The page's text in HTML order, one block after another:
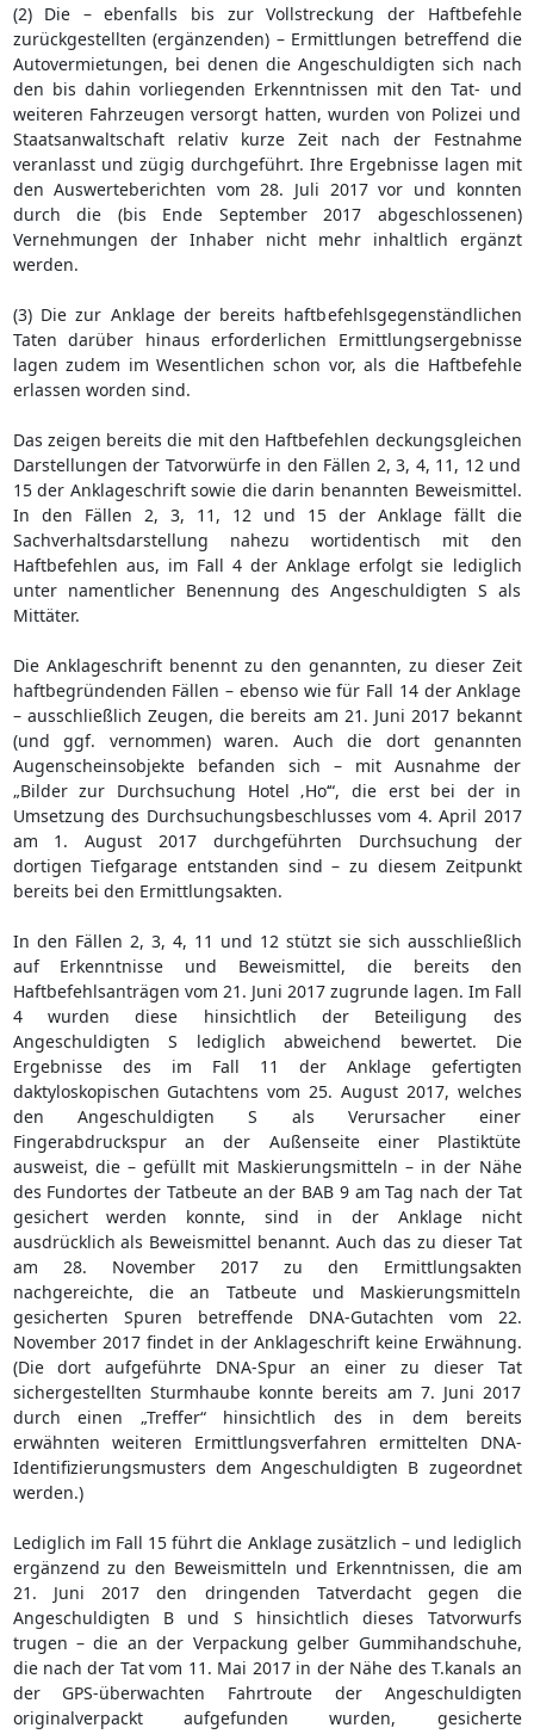
(2) Die – ebenfalls bis zur Vollstreckung der Haftbefehle
zurückgestellten (ergänzenden) – Ermittlungen betreffend die
Autovermietungen, bei denen die Angeschuldigten sich nach
den bis dahin vorliegenden Erkenntnissen mit den Tat- und
weiteren Fahrzeugen versorgt hatten, wurden von Polizei und
Staatsanwaltschaft relativ kurze Zeit nach der Festnahme
veranlasst und zügig durchgeführt. Ihre Ergebnisse lagen mit
den Auswerteberichten vom 28. Juli 2017 vor und konnten
durch die (bis Ende September 2017 abgeschlossenen)
Vernehmungen der Inhaber nicht mehr inhaltlich ergänzt
werden.
(3) Die zur Anklage der bereits haftbefehlsgegenständlichen
Taten darüber hinaus erforderlichen Ermittlungsergebnisse
lagen zudem im Wesentlichen schon vor, als die Haftbefehle
erlassen worden sind.
Das zeigen bereits die mit den Haftbefehlen deckungsgleichen
Darstellungen der Tatvorwürfe in den Fällen 2, 3, 4, 11, 12 und
15 der Anklageschrift sowie die darin benannten Beweismittel.
In den Fällen 2, 3, 11, 12 und 15 der Anklage fällt die
Sachverhaltsdarstellung nahezu wortidentisch mit den
Haftbefehlen aus, im Fall 4 der Anklage erfolgt sie lediglich
unter namentlicher Benennung des Angeschuldigten S als
Mittäter.
Die Anklageschrift benennt zu den genannten, zu dieser Zeit
haftbegründenden Fällen – ebenso wie für Fall 14 der Anklage
– ausschließlich Zeugen, die bereits am 21. Juni 2017 bekannt
(und ggf. vernommen) waren. Auch die dort genannten
Augenscheinsobjekte befanden sich – mit Ausnahme der
„Bilder zur Durchsuchung Hotel ‚Ho‘“, die erst bei der in
Umsetzung des Durchsuchungsbeschlusses vom 4. April 2017
am 1. August 2017 durchgeführten Durchsuchung der
dortigen Tiefgarage entstanden sind – zu diesem Zeitpunkt
bereits bei den Ermittlungsakten.
In den Fällen 2, 3, 4, 11 und 12 stützt sie sich ausschließlich
auf Erkenntnisse und Beweismittel, die bereits den
Haftbefehlsanträgen vom 21. Juni 2017 zugrunde lagen. Im Fall
4 wurden diese hinsichtlich der Beteiligung des
Angeschuldigten S lediglich abweichend bewertet. Die
Ergebnisse des im Fall 11 der Anklage gefertigten
daktyloskopischen Gutachtens vom 25. August 2017, welches
den Angeschuldigten S als Verursacher einer
Fingerabdruckspur an der Außenseite einer Plastiktüte
ausweist, die – gefüllt mit Maskierungsmitteln – in der Nähe
des Fundortes der Tatbeute an der BAB 9 am Tag nach der Tat
gesichert werden konnte, sind in der Anklage nicht
ausdrücklich als Beweismittel benannt. Auch das zu dieser Tat
am 28. November 2017 zu den Ermittlungsakten
nachgereichte, die an Tatbeute und Maskierungsmitteln
gesicherten Spuren betreffende DNA-Gutachten vom 22.
November 2017 findet in der Anklageschrift keine Erwähnung.
(Die dort aufgeführte DNA-Spur an einer zu dieser Tat
sichergestellten Sturmhaube konnte bereits am 7. Juni 2017
durch einen „Treffer“ hinsichtlich des in dem bereits
erwähnten weiteren Ermittlungsverfahren ermittelten DNA-
Identifizierungsmusters dem Angeschuldigten B zugeordnet
werden.)
Lediglich im Fall 15 führt die Anklage zusätzlich – und lediglich
ergänzend zu den Beweismitteln und Erkenntnissen, die am
21. Juni 2017 den dringenden Tatverdacht gegen die
Angeschuldigten B und S hinsichtlich dieses Tatvorwurfs
trugen – die an der Verpackung gelber Gummihandschuhe,
die nach der Tat vom 11. Mai 2017 in der Nähe des T.kanals an
der GPS-überwachten Fahrtroute der Angeschuldigten
originalverpackt aufgefunden wurden, gesicherte